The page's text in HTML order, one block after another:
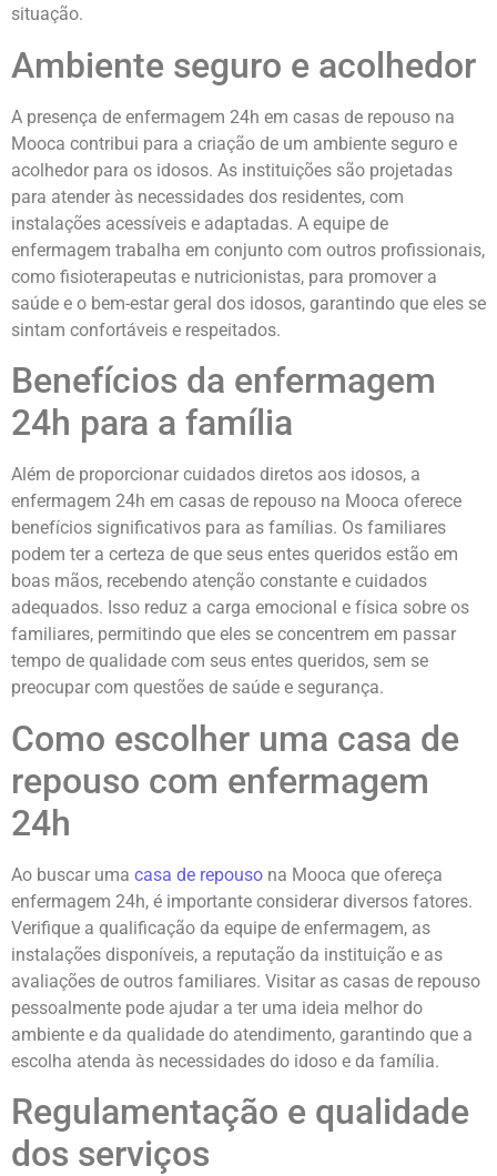
situação.
Ambiente seguro e acolhedor
A presença de enfermagem 24h em casas de repouso na
Mooca contribui para a criação de um ambiente seguro e
acolhedor para os idosos. As instituições são projetadas
para atender às necessidades dos residentes, com
instalações acessíveis e adaptadas. A equipe de
enfermagem trabalha em conjunto com outros profissionais,
como fisioterapeutas e nutricionistas, para promover a
saúde e o bem-estar geral dos idosos, garantindo que eles se
sintam confortáveis e respeitados.
Benefícios da enfermagem
24h para a família
Além de proporcionar cuidados diretos aos idosos, a
enfermagem 24h em casas de repouso na Mooca oferece
benefícios significativos para as famílias. Os familiares
podem ter a certeza de que seus entes queridos estão em
boas mãos, recebendo atenção constante e cuidados
adequados. Isso reduz a carga emocional e física sobre os
familiares, permitindo que eles se concentrem em passar
tempo de qualidade com seus entes queridos, sem se
preocupar com questões de saúde e segurança.
Como escolher uma casa de
repouso com enfermagem
24h
Ao buscar uma casa de repouso na Mooca que ofereça
enfermagem 24h, é importante considerar diversos fatores.
Verifique a qualificação da equipe de enfermagem, as
instalações disponíveis, a reputação da instituição e as
avaliações de outros familiares. Visitar as casas de repouso
pessoalmente pode ajudar a ter uma ideia melhor do
ambiente e da qualidade do atendimento, garantindo que a
escolha atenda às necessidades do idoso e da família.
Regulamentação e qualidade
dos serviços